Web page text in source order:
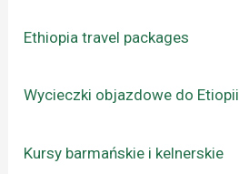
Ethiopia travel packages
Wycieczki objazdowe do Etiopii
Kursy barmańskie i kelnerskie